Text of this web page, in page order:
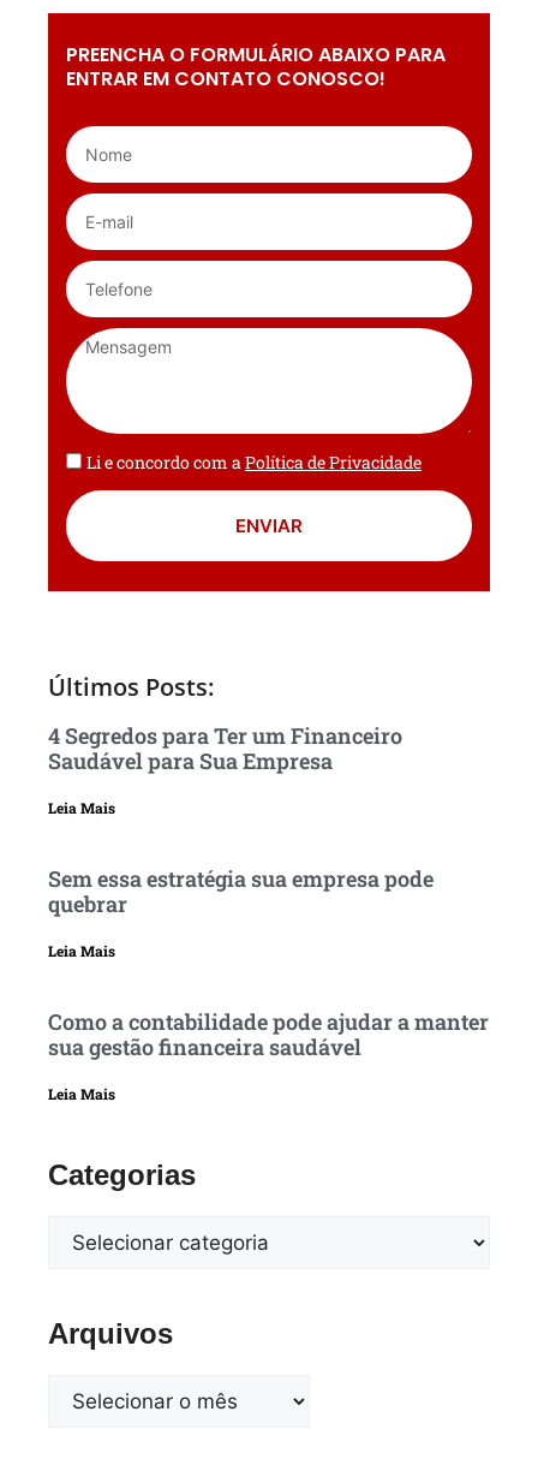
PREENCHA O FORMULÁRIO ABAIXO PARA
ENTRAR EM CONTATO CONOSCO!
Li e concordo com aPolítica de Privacidade
ENVIAR
Últimos Posts:
4 Segredos para Ter um Financeiro
Saudável para Sua Empresa
Leia Mais
Sem essa estratégia sua empresa pode
quebrar
Leia Mais
Como a contabilidade pode ajudar a manter
sua gestão financeira saudável
Leia Mais
Categorias
Arquivos